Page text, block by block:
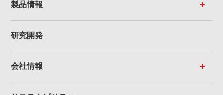
製品情報
研究開発
会社情報